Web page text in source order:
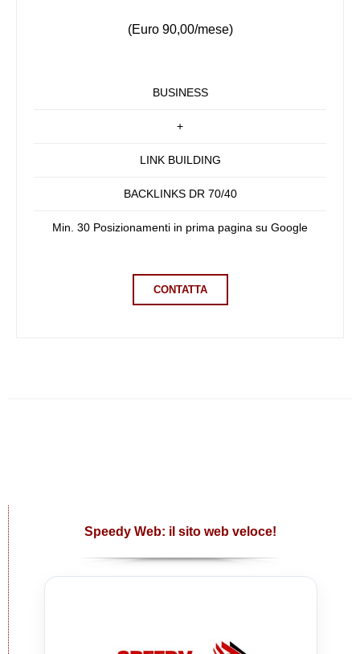
(Euro 90,00/mese)
BUSINESS
+
LINK BUILDING
BACKLINKS DR 70/40
Min. 30 Posizionamenti in prima pagina su Google
CONTATTA
Speedy Web: il sito web veloce!